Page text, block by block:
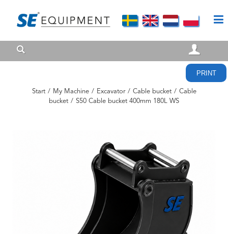
PRINT
Start / My Machine / Excavator / Cable bucket / Cable
bucket / S50 Cable bucket 400mm 180L WS